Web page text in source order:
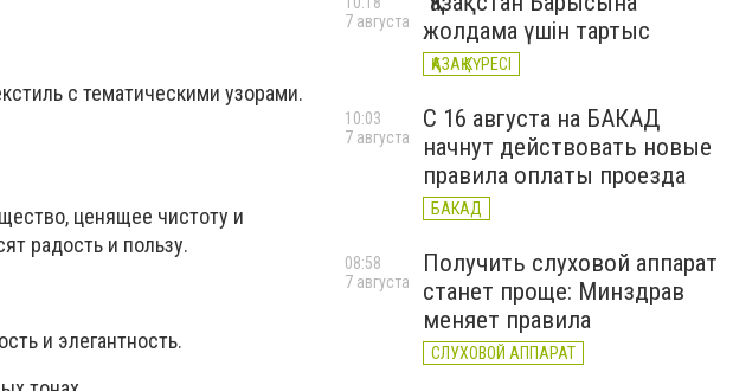
с тематическими узорами.
ценящее чистоту и
радость и пользу.
и элегантность.
жолдама үшін тартыс
ҚАЗАҚ КҮРЕСІ
7 августа
С 16 августа на БАКАД
начнут действовать новые
правила оплаты проезда
БАКАД
10:03
7 августа
Получить слуховой аппарат
станет проще: Минздрав
меняет правила
СЛУХОВОЙ АППАРАТ
08:58
7 августа